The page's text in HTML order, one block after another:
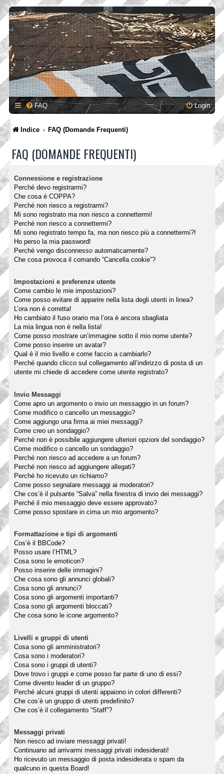
FAQ Login
Indice FAQ (Domande Frequenti)
FAQ (DOMANDE FREQUENTI)
Connessione e registrazione
Perché devo registrarmi?
Che cosa è COPPA?
Perché non riesco a registrarmi?
Mi sono registrato ma non riesco a connettermi!
Perché non riesco a connettermi?
Mi sono registrato tempo fa, ma non riesco più a connettermi?!
Ho perso la mia password!
Perché vengo disconnesso automaticamente?
Che cosa provoca il comando “Cancella cookie”?
Impostazioni e preferenze utente
Come cambio le mie impostazioni?
Come posso evitare di apparire nella lista degli utenti in linea?
L’ora non è corretta!
Ho cambiato il fuso orario ma l’ora è ancora sbagliata
La mia lingua non è nella lista!
Come posso mostrare un’immagine sotto il mio nome utente?
Come posso inserire un avatar?
Qual è il mio livello e come faccio a cambiarlo?
Perché quando clicco sul collegamento all’indirizzo di posta di un
utente mi chiede di accedere come utente registrato?
Invio Messaggi
Come apro un argomento o invio un messaggio in un forum?
Come modifico o cancello un messaggio?
Come aggiungo una firma ai miei messaggi?
Come creo un sondaggio?
Perché non è possibile aggiungere ulteriori opzioni del sondaggio?
Come modifico o cancello un sondaggio?
Perché non riesco ad accedere a un forum?
Perché non riesco ad aggiungere allegati?
Perché ho ricevuto un richiamo?
Come posso segnalare messaggi ai moderatori?
Che cos’è il pulsante “Salva” nella finestra di invio dei messaggi?
Perché il mio messaggio deve essere approvato?
Come posso spostare in cima un mio argomento?
Formattazione e tipi di argomenti
Cos’è il BBCode?
Posso usare l’HTML?
Cosa sono le emoticon?
Posso inserire delle immagini?
Che cosa sono gli annunci globali?
Cosa sono gli annunci?
Cosa sono gli argomenti importanti?
Cosa sono gli argomenti bloccati?
Che cosa sono le icone argomento?
Livelli e gruppi di utenti
Cosa sono gli amministratori?
Cosa sono i moderatori?
Cosa sono i gruppi di utenti?
Dove trovo i gruppi e come posso far parte di uno di essi?
Come divento leader di un gruppo?
Perché alcuni gruppi di utenti appaiono in colori differenti?
Che cos’è un gruppo di utenti predefinito?
Che cos’è il collegamento “Staff”?
Messaggi privati
Non riesco ad inviare messaggi privati!
Continuano ad arrivarmi messaggi privati indesiderati!
Ho ricevuto un messaggio di posta indesiderata o spam da
qualcuno in questa Board!